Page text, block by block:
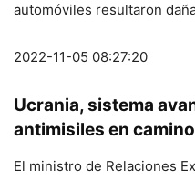
automóviles resultaron
2022-11-05 08:27:20
Ucrania, sistema
antimisiles en camino
El ministro de Relaciones